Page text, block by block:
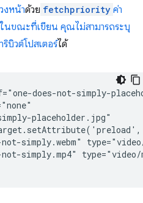
งหน้าด้วย fetchpriority ค่า
ในขณะที่เขียน คุณไม่สามารถระบุ
บิวต์โปสเตอร์ได้
does-not-simply-
placeholder.jpg"
simply.webm"
simply.mp4"